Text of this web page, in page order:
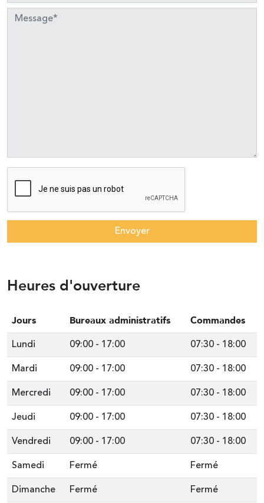
Envoyer
Heures d'ouverture
Jours Bureaux administratifs Commandes
Lundi 09:00 - 17:00 07:30 - 18:00
Mardi 09:00 - 17:00 07:30 - 18:00
Mercredi 09:00 - 17:00 07:30 - 18:00
Jeudi 09:00 - 17:00 07:30 - 18:00
Vendredi 09:00 - 17:00 07:30 - 18:00
Samedi Fermé Fermé
Dimanche Fermé Fermé